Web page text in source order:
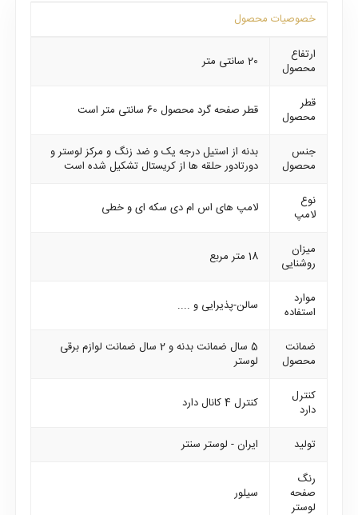
خصوصیات محصول
ارتفاع
محصول
20 سانتی متر
قطر
محصول
قطر صفحه گرد محصول 60 سانتی متر است
جنس
محصول
بدنه از استیل درجه یک و ضد زنگ و مرکز لوستر و
دورتادور حلقه ها از کریستال تشکیل شده است
نوع
لامپ
لامپ های اس ام دی سکه ای و خطی
میزان
روشنایی
18 متر مربع
موارد
استفاده
سالن-پذیرایی و ....
ضمانت
محصول
5 سال ضمانت بدنه و 2 سال ضمانت لوازم برقی
لوستر
کنترل
دارد
کنترل 4 کانال دارد
تولید
ایران - لوستر سنتر
رنگ
صفحه
لوستر
سیلور